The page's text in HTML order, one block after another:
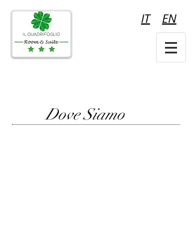
IT EN
Dove Siamo